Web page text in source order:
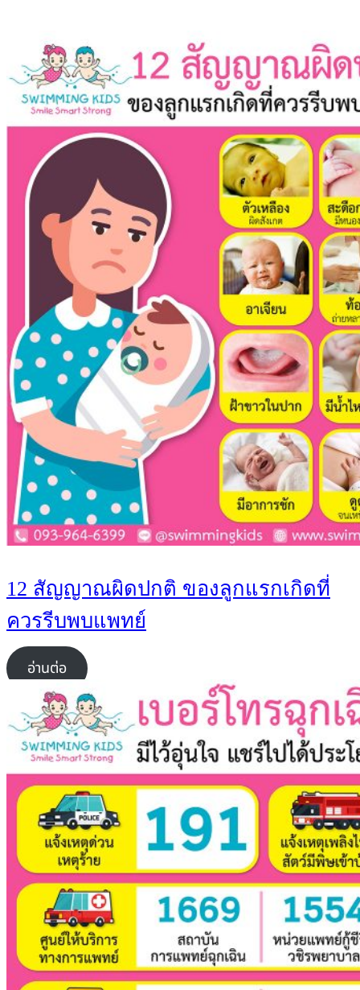
12 สัญญาณผิดปกติ ของลูกแรกเกิดที่
ควรรีบพบแพทย์
อ่านต่อ